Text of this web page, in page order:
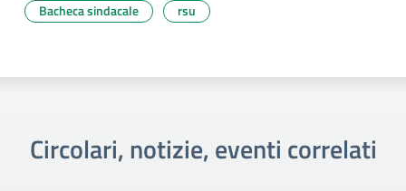
Bacheca sindacale rsu
Circolari, notizie, eventi correlati